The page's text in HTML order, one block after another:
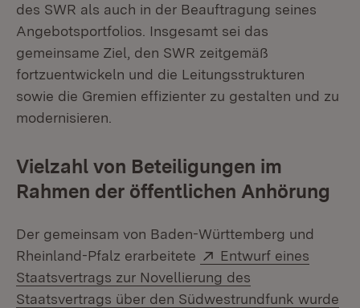
des SWR als auch in der Beauftragung seines
Angebotsportfolios. Insgesamt sei das
gemeinsame Ziel, den SWR zeitgemäß
fortzuentwickeln und die Leitungsstrukturen
sowie die Gremien effizienter zu gestalten und zu
modernisieren.
Vielzahl von Beteiligungen im
Rahmen der öffentlichen Anhörung
Der gemeinsam von Baden-Württemberg und
Rheinland-Pfalz erarbeitete
Extern:
Entwurf eines
Staatsvertrags zur Novellierung des
Staatsvertrags über den Südwestrundfunk wurde